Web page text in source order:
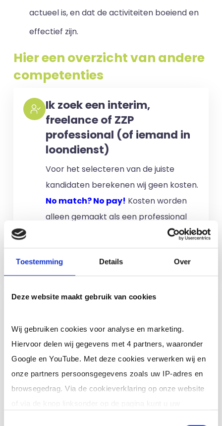
Toestemming Details Over
Deze website maakt gebruik van cookies
Wij gebruiken cookies voor analyse en marketing.
Hiervoor delen wij gegevens met 4 partners, waaronder
Google en YouTube. Met deze cookies verwerken wij en
onze partners persoonsgegevens zoals uw IP-adres en
browsegedrag. Via de cookieverklaring op onze website
actueel is, en dat de activiteiten boeiend en
effectief zijn.
Hier een overzicht van andere
competenties
Ik zoek een interim,
freelance of ZZP
professional (of iemand in
loondienst)
Voor het selecteren van de juiste
kandidaten berekenen wij geen kosten.
No match? No pay! Kosten worden
alleen gemaakt als een professional
Meer informatie
Ik ben een interim,
professional (of ik wil in
loondienst)
uploaden. Je krijgt binnen 24 uur een
zijngeen kostenverbonden aan